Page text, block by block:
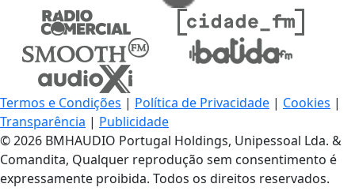
Termos e Condições | Política de Privacidade | Cookies |
Transparência | Publicidade
© 2026 BMHAUDIO Portugal Holdings, Unipessoal Lda. &
Comandita, Qualquer reprodução sem consentimento é
expressamente proibida. Todos os direitos reservados.